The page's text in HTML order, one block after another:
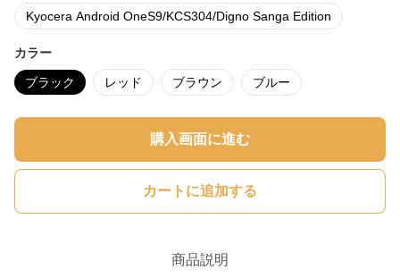
Kyocera Android OneS9/KCS304/Digno Sanga Edition
カラー
ブラック レッド ブラウン ブルー
購入画面に進む
カートに追加する
商品説明